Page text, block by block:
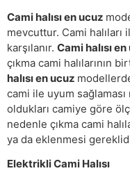
Cami halısı en ucuz
mevcuttur. Cami
karşılanır. Cami halısı
çıkma cami halılarının
halısı en ucuz
cami ile uyum
oldukları camiye göre
nedenle çıkma cami
ya da eklenmesi
Elektrikli Cami Halısı